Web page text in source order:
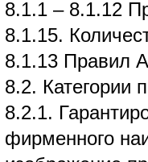
8.1.1 – 8.1.12
8.1.15.
8.1.13 Правил
8.2. Категории
8.2.1.
фирменного